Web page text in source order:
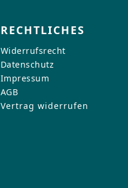
RECHTLICHES
Widerrufsrecht
Datenschutz
Impressum
AGB
Vertrag widerrufen